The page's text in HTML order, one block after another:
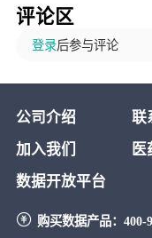
评论区
登录后参与评论
公司介绍 联
加入我们
医
数据开放平台
购买数据产品： 400-